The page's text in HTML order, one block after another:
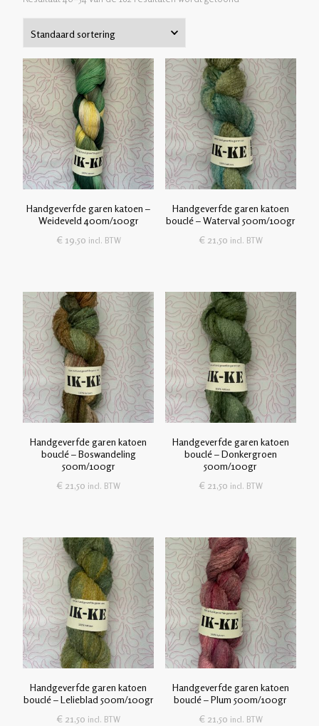
Handgeverfde garen katoen –
Weideveld 400m/100gr
€ 19,50 incl. BTW
Handgeverfde garen katoen
bouclé – Waterval 500m/100gr
€ 21,50 incl. BTW
Handgeverfde garen katoen
bouclé – Boswandeling
500m/100gr
€ 21,50 incl. BTW
Handgeverfde garen katoen
bouclé – Donkergroen
500m/100gr
€ 21,50 incl. BTW
Handgeverfde garen katoen
bouclé – Lelieblad 500m/100gr
€ 21,50 incl. BTW
Handgeverfde garen katoen
bouclé – Plum 500m/100gr
€ 21,50 incl. BTW